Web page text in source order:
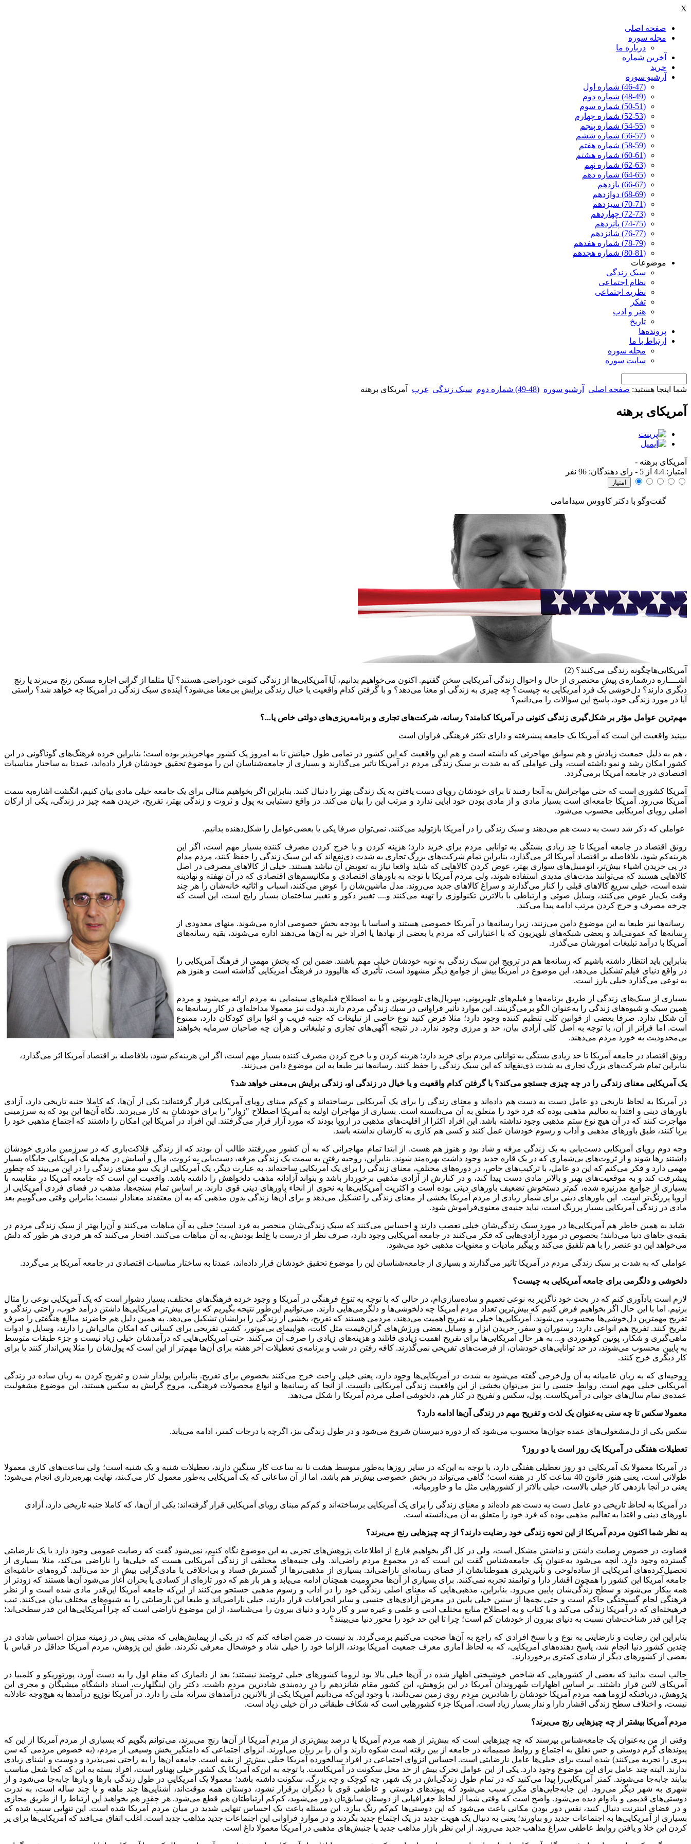
X
صفحه اصلی
مجله سوره
درباره ما
آخرين شماره
خرید
آرشیو سوره
(46-47) شماره اول
(48-49) شماره دوم
(50-51) شماره سوم
(52-53) شماره چهارم
(54-55) شماره پنجم
(56-57) شماره ششم
(58-59) شماره هفتم
(60-61) شماره هشتم
(62-63) شماره نهم
(64-65) شماره دهم
(66-67) یازدهم
(68-69) دوازدهم
(70-71) سیزدهم
(72-73) چهاردهم
(74-75) پانزدهم
(76-77) شانزدهم
(78-79) شماره هفدهم
(80-81) شماره هجدهم
موضوعات
سبک زندگی
نظام اجتماعی
نظریه اجتماعی
تفکر
هنر و ادب
تاریخ
پرونده‌ها
ارتباط با ما
مجله سوره
سایت سوره
شما اینجا هستید: صفحه اصلی آرشیو سوره (48-49) شماره دوم سبک زندگی غرب آمریکای برهنه
آمریکای برهنه
آمریکای برهنه -
امتياز: 4.4 از 5 - رای دهندگان: 96 نفر
گفت‌وگو با دکتر کاووس سیدامامی
آمريکايی‌هاچگونه زندگی می‌کنند؟ (2)
اشــــاره درشماره‌ی پیش مختصری از حال و احوال زندگی آمریکایی سخن گفتیم. اکنون می‌خواهیم بدانیم، آیا آمریکایی‌ها از زندگی کنونی خودراضی هستند؟ آیا مثلما از گرانی اجاره مسکن رنج می‌برند یا رنج
دیگری دارند؟ دل‌خوشی یک فرد آمریکایی به چیست؟ چه چیزی به زندگی او معنا می‌دهد؟ و با گرفتن کدام واقعیت یا خیال زندگی برایش بی‌معنا می‌شود؟ آینده‌ی سبک زندگی در آمریکا چه خواهد شد؟ راستی
آیا در مورد زندگی خود، پاسخ این سؤالات را می‌دانیم؟
مهمترین عوامل مؤثر بر شکلگیری زندگی کنونی در آمریکا کدامند؟ رسانه، شرکتهای تجاری و برنامهریزیهای دولتی خاص یا...؟
ببینید واقعیت این است که آمریکا یک جامعه پیشرفته و دارای تکثر فرهنگی فراوان است
، هم به دلیل جمعیت زیادش و هم سوابق مهاجرتی که داشته است و هم این واقعیت که این کشور در تمامی طول حیاتش تا به امروز یک کشور مهاجرپذیر بوده است؛ بنابراین خرده فرهنگهای گوناگونی در این
کشور امکان رشد و نمو داشته است، ولی عواملی که به شدت بر سبک زندگی مردم در آمریکا تاثیر میگذارند و بسیاری از جامعهشناسان این را موضوع تحقیق خودشان قرار داده اند، عمدتا به ساختار مناسبات
اقتصادی در جامعه آمریکا برمیگردد.
آمریکا کشوری است که حتی مهاجرانش به آنجا رفتند تا برای خودشان رویای دست یافتن به یک زندگی بهتر را دنبال کنند. بنابراین اگر بخواهیم مثالی برای یک جامعه خیلی مادی بیان کنیم، انگشت اشارهبه سمت
آمریکا میرود. آمریکا جامعه ای است بسیار مادی و از مادی بودن خود ابایی ندارد و مرتب این را بیان میکند. در واقع دستیابی به پول و ثروت و زندگی بهتر، تفریح، خریدن همه چیز در زندگی، یکی از ارکان
اصلی رویای آمریکایی محسوب میشود.
عواملی که ذکر شد دست به دست هم میدهند و سبک زندگی را در آمریکا بازتولید میکنند، نمیتوان صرفا یکی یا بعضیعوامل را شکلدهنده بدانیم.
رونق اقتصاد در جامعه آمریکا تا حد زیادی بستگی به توانایی مردم برای خرید دارد؛ هزینه کردن و یا خرج کردن مصرف کننده بسیار مهم است، اگر این
هزینهکم شود، بلافاصله بر اقتصاد آمریکا اثر میگذارد، بنابراین تمام شرکتهای بزرگ تجاری به شدت ذینفع اند که این سبک زندگی را حفظ کنند، مردم مدام
در پی خریدن اشیاء بیشتر، اتومبیلهای سواری بهتر، عوض کردن کالاهایی که شاید واقعا نیاز به تعویض آن نباشد هستند. خیلی از کالاهای مصرفی در اصل
کالاهایی هستند که میتوانند مدتهای مدیدی استفاده شوند، ولی مردم آمریکا با توجه به باورهای اقتصادی و مکانیسمهای اقتصادی که در آن نهفته و نهادینه
شده است، خیلی سریع کالاهای قبلی را کنار میگذارند و سراغ کالاهای جدید میروند. مدل ماشینشان را عوض میکنند، اسباب و اثاثیه خانهشان را هر چند
وقت یکبار عوض میکنند، وسایل صوتی و ارتباطی با بالاترین تکنولوژی را تهیه میکنند و.... تغییر دکور و تغییر ساختمان بسیار رایج است، این است که
چرخه مصرف و خرج کردن مرتب ادامه پیدا میکند.
رسانهها نیز طبعا به این موضوع دامن میزنند، زیرا رسانهها در آمریکا خصوصی هستند و اساسا با بودجه بخش خصوصی اداره میشوند. منهای معدودی از
رسانهها که عمومی اند و بعضی شبكههای تلویزیون که با اعتباراتی که مردم یا بعضی از نهادها یا افراد خیر به آنها میدهند اداره میشوند، بقیه رسانههای
آمریکا با درآمد تبلیغات امورشان میگذرد.
بنابراین باید انتظار داشته باشیم که رسانهها هم درترویج این سبک زندگی به نوبه خودشان خیلی مهم باشند. ضمن این که بخش مهمی از فرهنگ آمریکایی را
در واقع دنیای فیلم تشکیل میدهد، این موضوع در آمریکا بیش از جوامع دیگر مشهود است، تأثیریكه هالیوود در فرهنگ آمریکایی گذاشته است و هنوز هم
به نوعی میگذارد خیلی بارز است.
بسیاری از سبکهای زندگی از طریق برنامهها و فیلمهای تلویزیونی، سریالهای تلویزیونی و یا به اصطلاح فیلمهای سینمایی به مردم ارائه میشود و مردم
همین سبک و شیوههای زندگی را بهعنوان الگو برمیگزینند. این موارد تأثیر فراوانی در سبك زندگی مردم دارند. دولت نیز معمولا مداخله ای در کار رسانهها به
آن شکل ندارد. صرفا بعضی از قوانین کلی تنظیم کننده وجود دارد؛ مثلا فرض کنید نوع خاصی از تبلیغات که جنبه فریب و اغوا برای کودکان دارد، ممنوع
است. اما فرا تر از آن، با توجه به اصل کلی آزادی بیان، حد و مرزی وجود ندارد. در نتیجه آگهیهای تجاری و تبلیغاتی و هرآن چه صاحبان سرمایه بخواهند
بیمحدودیت به خورد مردم میدهند.
رونق اقتصاد در جامعه آمریکا تا حد زیادی بستگی به توانایی مردم برای خرید دارد؛ هزینه کردن و یا خرج کردن مصرف کننده بسیار مهم است، اگر این هزینهکم شود، بلافاصله بر اقتصاد آمریکا اثر میگذارد،
بنابراین تمام شرکتهای بزرگ تجاری به شدت ذینفع اند که این سبک زندگی را حفظ کنند. رسانهها نيز طبعا به این موضوع دامن میزنند.
یک آمریکایی معنای زندگی را در چه چیزی جستجو میکند؟ با گرفتن کدام واقعیت و یا خیال در زندگی او، زندگی برایش بیمعنی خواهد شد؟
در آمریکا به لحاظ تاریخی دو عامل دست به دست هم داده اند و معنای زندگی را برای یک آمریکایی برساخته اند و کمکم مبنای رویای آمریکایی قرار گرفته اند: یکی از آنها، که کاملا جنبه تاریخی دارد، آزادی
باورهای دینی و اقتدا به تعالیم مذهبی بوده که فرد خود را متعلق به آن میدانسته است. بسیاری از مهاجران اولیه به آمریکا اصطلاح "زوار" را برای خودشان به کار میبردند. نگاه آنها این بود که به سرزمینی
مهاجرت کنند که در آن هیچ نوع ستم مذهبی وجود نداشته باشد. این افراد اکثرا از اقلیتهای مذهبی در اروپا بودند که مورد آزار قرار میگرفتند. این افراد در آمریکا این امکان را داشتند که اجتماع مذهبی خود را
بر پا کنند، طبق باورهای مذهبی و آداب و رسوم خودشان عمل کنند و کسی هم کاری به کارشان نداشته باشد.
وجه دوم رویای آمریکایی دستیابی به یک زندگی مرفه و شاد بود و هنوز هم هست. از ابتدا تمام مهاجرانی که به آن کشور میرفتند طالب آن بودند که از زندگی فلاکتباری که در سرزمین مادری خودشان
داشتند رها شوند و از ثروتهای بیشماری که در یک قاره جدید وجود داشت بهرهمند شوند. بنابراین، روحیه رفتن به سمت یک زندگی مرفه، دستیابی به ثروت، مال و آسایش در مخیله یک آمریکایی جایگاه بسیار
مهمی دارد و فکر میکنم که این دو عامل، با ترکیبهای خاص، در دورههای مختلف، معنای زندگی را برای یک آمریکایی ساخته اند. به عبارت دیگر، یک آمریکایی از یک سو معنای زندگی را در این میبیند که چطور
پیشرفت کند و به موقعیتهای بهتر و بالاتر مادی دست پیدا کند، و در کنارش از آزادی مذهبی برخوردار باشد و بتواند آزادانه مذهب دلخواهش را داشته باشد. واقعیت این است که جامعه آمریکا در مقایسه با
بسیاری از جوامع مدرنیزه شده، کمتر دستخوش تضعیف باورهای دینی بوده است و اکثریت آمریکاییها به نحوی از انحاء باورهای دینی قوی دارند. بر اساس تمام سنجهها، مذهب در فضای فردی آمریکایی از
اروپا پررنگتر است. این باورهای دینی برای شمار زیادی از مردم آمریکا بخشی از معنای زندگی را تشکیل میدهد و برای آنها زندگی بدون مذهبی که به آن معتقدند معنادار نیست؛ بنابراین وقتی میگوییم بعد
مادی در زندگی آمریکایی بسیار پررنگ است، نباید جنبهی معنویفراموش شود.
شاید به همین خاطر هم آمریکاییها در مورد سبک زندگیشان خیلی تعصب دارند و احساس میکنند که سبک زندگیشان منحصر به فرد است؛ خیلی به آن مباهات میکنند و آنرا بهتر از سبک زندگی مردم در
بقیهی جاهای دنیا میدانند؛ بخصوص در مورد آزادیهایی که فکر میکنند در جامعه آمریکایی وجود دارد، صرف نظر از درست یا غلط بودنش، به آن مباهات میکنند. افتخار میکنند که هر فردی هر طور که دلش
میخواهد این دو عنصر را با هم تلفیق میکند و پیگیر مادیات و معنویات مذهبی خود میشود.
عواملی که به شدت بر سبک زندگی مردم در آمریکا تاثیر میگذارند و بسیاری از جامعهشناسان این را موضوع تحقیق خودشان قرار داده اند، عمدتا به ساختار مناسبات اقتصادی در جامعه آمریکا بر میگردد.
دلخوشی و دلگرمی برای جامعه آمریکایی به چیست؟
لازم است یادآوری کنم که در بحث خود ناگزیر به نوعی تعمیم و سادهسازی ام، در حالی که با توجه به تنوع فرهنگی در آمریکا و وجود خرده فرهنگهای مختلف، بسیار دشوار است که یک آمریکایی نوعی را مثال
بزنیم. اما با این حال اگر بخواهیم فرض کنیم که بیشترین تعداد مردم آمریکا چه دلخوشیها و دلگرمیهایی دارند، میتوانیم اینطور نتیجه بگیریم که برای بیشتر آمریکاییها داشتن درآمد خوب، راحتی زندگی و
تفریح مهمترین دلخوشیها محسوب میشوند. آمریکاییها خیلی به تفریح اهمیت میدهند، مردمی هستند که تفریح، بخشی از زندگی را برایشان تشکیل میدهد. به همین دلیل هم حاضرند مبالغ هنگفتی را صرف
تفریح کنند. تفریح هم انواعی دارد: رستوران و سفر، خریدن ابزار و وسایل بعضی ورزشهای گرانقیمت مثل کایت، هواپیمای بیموتور، کشتی تفریحی برای کسانی که امکان مالی اش را دارند، وسایل و ادوات
ماهیگیری و شکار، پوتین کوهنوردی و... به هر حال آمریکاییها برای تفریح اهمیت زیادی قائلند و هزینههای زیادی را صرف آن میکنند. حتی آمریکاییهایی که درآمدشان خیلی زیاد نیست و جزء طبقات متوسط
به پایین محسوب میشوند، در حد تواناییهای خودشان، از فرصتهای تفریحی نمیگذرند. کافه رفتن در شب و برنامهی تعطیلات آخر هفته برای آنها مهمتر از این است که پولشان را مثلا پس انداز کنند یا برای
کار دیگری خرج کنند.
روحیه ای که به زبان عامیانه به آن ولخرجی گفته میشود به شدت در آمریکاییها وجود دارد، یعنی خیلی راحت خرج میکنند بخصوص برای تفریح. بنابراین پولدار شدن و تفریح کردن به زبان ساده در زندگی
آمریکایی خیلی مهم است. روابط جنسی را نیز میتوان بخشی از این واقعیت زندگی آمریکایی دانست. از آنجا که رسانهها و انواع محصولات فرهنگی، مروج گرایش به سکس هستند، این موضوع مشغولیت
عمدهی تمام سالهای جوانی در آمریکاست. پول، سکس و تفریح در کنار هم، دلخوشی اصلی مردم آمریکا را شکل میدهد.
معمولا سکس تا چه سنی بهعنوان یک لذت و تفریح مهم در زندگی آنها ادامه دارد؟
سکس یکی از دلمشغولیهای عمده جوانها محسوب میشود که از دوره دبیرستان شروع میشود و در طول زندگی نیز، اگر چه با درجات کمتر، ادامه مییابد.
تعطیلات هفتگی در آمریکا یک روز است یا دو روز؟
در آمریکا معمولا یک آمریکایی دو روز تعطیلی هفتگی دارد، با توجه به اینکه در سایر روز ها بهطور متوسط هشت تا نه ساعت کار سنگین دارند، تعطیلات شنبه و یک شنبه است؛ ولی ساعتهای کاری معمولا
طولانی است، یعنی هنوز قانون 40 ساعت کار در هفته است؛ گاهی می
تواند در بخش خصوصی بیشتر هم باشد، اما از آن ساعاتی که یک آمریکایی بهطور معمول کار میکند، نهایت بهرهبرداری انجام میشود؛
یعنی در آنجا بازدهی کار خیلی بالاست، خیلی بالاتر از کشورهایی مثل ما و خاورمیانه.
در آمریکا به لحاظ تاریخی دو عامل دست به دست هم داده اند و معنای زندگی را برای یک آمریکایی برساخته اند و کمکم مبنای رویای آمریکایی قرار گرفته اند: یکی از آنها، که کاملا جنبه تاریخی دارد، آزادی
باورهای دینی و اقتدا به تعالیم مذهبی بوده که فرد خود را متعلق به آن میدانسته است.
به نظر شما اکنون مردم آمریکا از این نحوه زندگی خود رضایت دارند؟ از چه چیزهایی رنج میبرند؟
قضاوت در خصوص رضایت داشتن و نداشتن مشکل است، ولی در کل اگر بخواهیم فارغ از اطلاعات پژوهشهای تجربی به این موضوع نگاه کنیم، نمیشود گفت که رضایت عمومی وجود دارد یا یک نارضایتی
گسترده وجود دارد. آنچه میشود بهعنوان یک جامعهشناس گفت این است که در مجموع مردم راضی اند. ولی جنبههای مختلفی از زندگی آمریکایی هست که خیلیها را ناراضی میکند، مثلا بسیاری از
تحصیلکردههای آمریکایی از سادهلوحی و تأثیر پذیری هموطنانشان از فضای رسانه ای ناراضی اند. بسیاری از مذهبیتر ها از گسترش فساد و بی اخلاقی یا مادیگرایی بیش از حد مینالند. گروههای حاشیه ای
جامعه آمریکا این کشور را همچون اقشار دارا و توانمند تجربه نمیکنند. برای بسیاری از آنها محرومیت همچنان ادامه مییابد و هر بار هم که دور تازه ای از کسادی یا بحران آغاز میشود آنها هستند که زودتر از
همه بیکار میشوند و سطح زندگیشان پایین میرود. بنابراین، مذهبیهایی که معنای اصلی زندگی خود را در آداب و رسوم مذهبی جستجو میکنند از اینکه جامعه آمریکا اینقدر مادی شده است و از نظر
فرهنگی لجام گسیختگی حاکم است و حتی بچهها از سنین خیلی پایین در معرض آزادیهای جنسی و سایر انحرافات قرار دارند، خیلی ناراضی اند و طبعا این نارضایتی را به شیوههای مختلف بیان میکنند. تیپ
فرهیخته ای که در آمریکا زندگی میکند و با کتاب و به اصطلاح منابع مختلف ادبی و علمی و غیره سر و کار دارد و دنیای بیرون را میشناسد، از این موضوع ناراضی است که چرا آمریکاییها این قدر سطحی اند؛
چرا این قدر شناختشان نسبت به دنیای بیرون از خودشان کم است؛ چرا تا این حد خود را محور دنیا میبینند؟
بنابراین این رضایت و نارضایتی به نوع و یا سنخ افرادی که راجع به آنها صحبت میکنیم برمیگردد. بد نیست در ضمن اضافه کنم که در یکی از پیمایشهایی که مدتی پیش در زمینه میزان احساس شادی در
چندین کشور دنیا انجام شد، پاسخ دهندههای آمریکایی، که به لحاظ آماری معرف جمعیت آمریکا بودند، الزاما خود را خیلی شاد و خوشحال معرفی نکردند. طبق این پژوهش، مردم آمریکا حداقل در قیاس با
بعضی از کشورهای دیگر از شادی کمتری برخوردارند.
جالب است بدانید که بعضی از کشورهایی که شاخص خوشبختی اظهار شده در آنها خیلی بالا بود لزوما کشورهای خیلی ثروتمند نیستند؛ بعد از دانمارک که مقام اول را به دست آورد، پورتوریکو و کلمبیا در
آمریکای لاتین قرار داشتند. بر اساس اظهارات شَهروندان آمریکا در این پژوهش، این کشور مقام شانزدهم را در ردهبندی شادترین مردم داشت. دکتر ران اینگلهارت، استاد دانشگاه میشیگان و مجری این
پژوهش، دریافتکه لزوما همه مردم آمریکا خودشان را شادترین مردم روی زمین نمیدانند، با وجود اینکه میدانیم آمریکا یکی از بالاترین درآمدهای سرانه ملی را دارد. در آمریکا توزیع درآمدها به هیچوجه عادلانه
نیست، و اختلاف سطح زندگی اقشار دارا و ندار بسیار زیاد است. آمریکا جزء کشورهایی است که شکاف طبقاتی در آن خیلی زیاد است.
مردم آمریکا بیشتر از چه چیزهایی رنج میبرند؟
وقتی از من بهعنوان یک جامعهشناس بپرسند که چه چیزهایی است که بیشتر از همه مردم آمریکا یا درصد بیشتری از مردم آمریکا از آنها رنج میبرند، میتوانم بگویم که بسیاری از مردم آمریکا از این که
پیوندهای گرم دوستی و حس تعلق به اجتماع و روابط صمیمانه در جامعه از بین رفته است شکوه دارند و آن را بر زبان می آورند. انزوای اجتماعی که دامنگیر بخش وسیعی از مردم، (به خصوص مردمی که سن
پیری را تجربه میکنند) شده است برای خیلیها عامل نارضایتی است. احساس انزوای اجتماعی در افراد سالخورده آمریکا خیلی بیشتر از بقیه است. جامعه آنها را به راحتی نمیپذیرد و دوست و آشنای زیادی
ندارند. البته چند عامل برای این موضوع وجود دارد. یکی از این عوامل تحرک بیش از حد محل سکونت در آمریکاست. با توجه به اینکه آمریکا یک کشور خیلی پهناور است، افراد بسته به این که کجا شغل مناسب
بیابند جابهجا میشوند. کمتر آمریکاییرا پیدا میکنید که در تمام طول زندگی اش در یک شهر، چه کوچک و چه بزرگ، سکونت داشته باشد؛ معمولا یک آمریکایی در طول زندگی بارها و بارها جابهجا میشود و از
شهری به شهر دیگر میرود. این جابهجاییهای مکرر سبب میشود که پیوندهای دوستی و عاطفی قوی با دیگران برقرار نشود، دوستان همه موقت اند، آشناییها چند ماهه و یا چند ساله است، به ندرت
دوستیهای قدیمی و بادوام دیده میشود. واضح است که وقتی شما از لحاظ جغرافیایی از دوستان سابقتان دور میشوید، کمکم ارتباطتان هم قطع میشود. هر چقدر هم بخواهید این ارتباط را از طریق مجازی
و در فضای اینترنت دنبال کنید، نفس دور بودن مکانی باعث میشود که این دوستیها کمکم رنگ ببازد. این مسئله باعث یک احساس تنهایی شدید در میان مردم آمریکا شده است. این تنهایی سبب شده که
بسیاری از آمریکاییها به اجتماعات جدید رو بیاورند؛ یعنی به دنبال یک هویت جدید در یک اجتماع جدید بگردند و در موارد فراوانی این اجتماعات جدید مذاهب جدید است. اغلب اتفاق می افتد که آمریکاییها برای پر
کردن این خلا و یافتن روابط عاطفی سراغ مذاهب جدید میروند. از این نظر بازار مذاهب جدید یا جنبشهای مذهبی در آمریکا معمولا داغ است.